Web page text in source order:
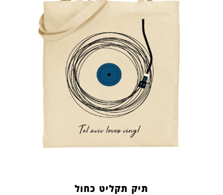
תיק תקליט כחול